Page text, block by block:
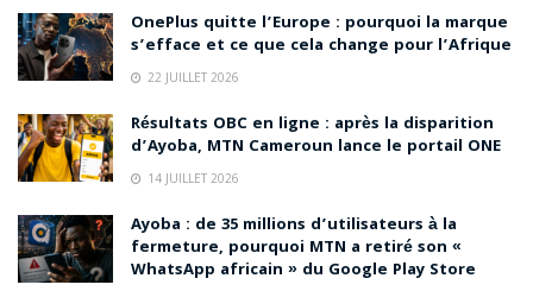
OnePlus quitte l’Europe : pourquoi la marque
s’efface et ce que cela change pour l’Afrique
22 JUILLET 2026
Résultats OBC en ligne : après la disparition
d’Ayoba, MTN Cameroun lance le portail ONE
14 JUILLET 2026
Ayoba : de 35 millions d’utilisateurs à la
fermeture, pourquoi MTN a retiré son «
WhatsApp africain » du Google Play Store